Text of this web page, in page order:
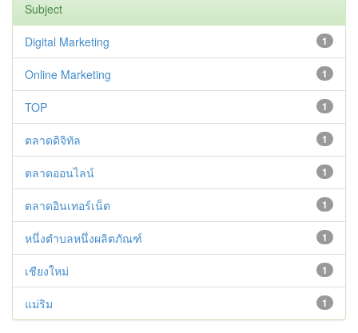
Subject
1
Digital Marketing
1
Online Marketing
1
TOP
1
ตลาดดิจิทัล
1
ตลาดออนไลน์
1
ตลาดอินเทอร์เน็ต
1
หนึ่งตำบลหนึ่งผลิตภัณฑ์
1
เชียงใหม่
1
แม่ริม